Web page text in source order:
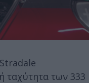
ταχύτητα των 333